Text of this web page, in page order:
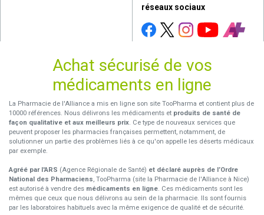
réseaux sociaux
Achat sécurisé de vos
médicaments en ligne
La Pharmacie de l'Alliance a mis en ligne son site TooPharma et contient plus de
10000 références. Nous délivrons les médicaments et produits de santé de
façon qualitative et aux meilleurs prix. Ce type de nouveaux services que
peuvent proposer les pharmacies françaises permettent, notamment, de
solutionner un partie des problèmes liés à ce qu'on appelle les déserts médicaux
par exemple.
Agréé par l'ARS (Agence Régionale de Santé) et déclaré auprès de l’Ordre
National des Pharmaciens, TooPharma (site la Pharmacie de l'Alliance à Nice)
est autorisé à vendre des médicaments en ligne. Ces médicaments sont les
mêmes que ceux que nous délivrons au sein de la pharmacie. Ils sont fournis
par les laboratoires habituels avec la même exigence de qualité et de sécurité.